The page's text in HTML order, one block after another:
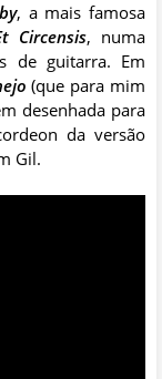
, a mais famosa
Circensis, numa
de guitarra. Em
(que para mim
desenhada para
da versão
Gil.